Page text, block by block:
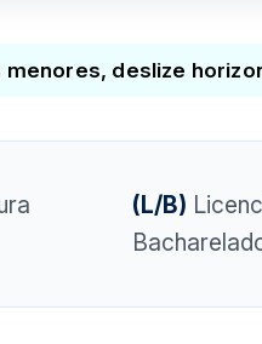
menores, deslize
(L/B)